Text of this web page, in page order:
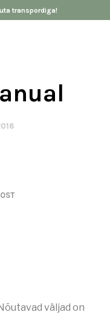
transpordiga!
väljad on